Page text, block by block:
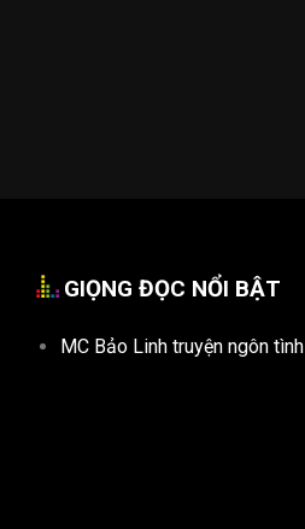
GIỌNG ĐỌC NỔI BẬT
MC Bảo Linh truyện ngôn tình